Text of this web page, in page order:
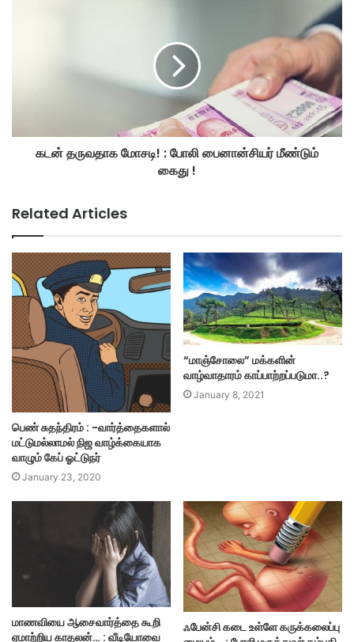
கடன் தருவதாக மோசடி! : போலி பைனான்சியர் மீண்டும்
கைது !
Related Articles
பெண் சுதந்திரம் : -வார்த்தைகளால்
மட்டுமல்லாமல் நிஜ வாழ்க்கையாக
வாழும் கேப் ஓட்டுநர்
January 23, 2020
“மாஞ்சோலை” மக்களின்
வாழ்வாதாரம் காப்பாற்றப்படுமா..?
January 8, 2021
மாணவியை ஆசைவார்த்தை கூறி
ஏமாற்றிய காதலன்… : வீடியோவை
ஃபேன்சி கடை உள்ளே கருக்கலைப்பு